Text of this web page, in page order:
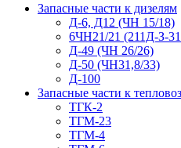
Запасные части к дизелям
Д-6, Д12 (ЧН 15/18)
6ЧН21/21 (211Д-З-
Д-49 (ЧН 26/26)
Д-50 (ЧН31,8/33)
Д-100
Запасные части к
ТГК-2
ТГМ-23
ТГМ-4